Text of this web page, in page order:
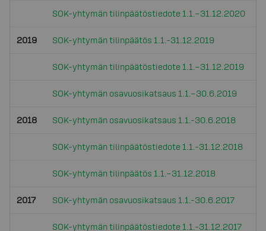
SOK-yhtymän tilinpäätöstiedote 1.1.–31.12.2020
2019 SOK-yhtymän tilinpäätös 1.1.-31.12.2019
SOK-yhtymän tilinpäätöstiedote 1.1.–31.12.2019
SOK-yhtymän osavuosikatsaus 1.1.–30.6.2019
2018 SOK-yhtymän osavuosikatsaus 1.1.-30.6.2018
SOK-yhtymän tilinpäätöstiedote 1.1.-31.12.2018
SOK-yhtymän tilinpäätös 1.1.–31.12.2018
2017 SOK-yhtymän osavuosikatsaus 1.1.-30.6.2017
SOK-yhtymän tilinpäätöstiedote 1.1.-31.12.2017